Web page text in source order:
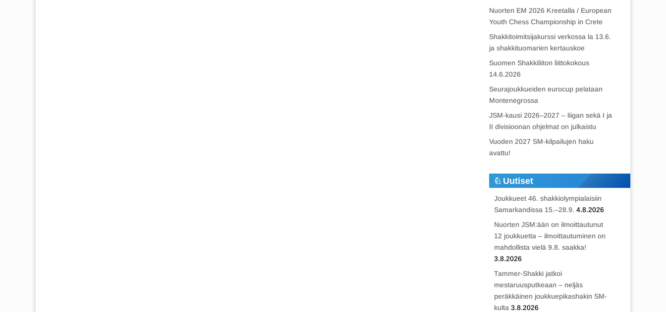
Nuorten EM 2026 Kreetalla / European
Youth Chess Championship in Crete
Shakkitoimitsijakurssi verkossa la 13.6.
ja shakkituomarien kertauskoe
Suomen Shakkiliiton liittokokous
14.6.2026
Seurajoukkueiden eurocup pelataan
Montenegrossa
JSM-kausi 2026–2027 – liigan sekä I ja
II divisioonan ohjelmat on julkaistu
Vuoden 2027 SM-kilpailujen haku
avattu!
Uutiset
Joukkueet 46. shakkiolympialaisiin
Samarkandissa 15.–28.9. 4.8.2026
Nuorten JSM:ään on ilmoittautunut
12 joukkuetta – ilmoittautuminen on
mahdollista vielä 9.8. saakka!
3.8.2026
Tammer-Shakki jatkoi
mestaruusputkeaan – neljäs
peräkkäinen joukkuepikashakin SM-
kulta 3.8.2026